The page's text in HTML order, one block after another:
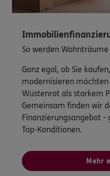
So werden
Ganz egal, ob Sie
modernisieren
Wüstenrot als starkem
Gemeinsam finden wir
Finanzierungsangebot -
Top-Konditionen.
Mehr